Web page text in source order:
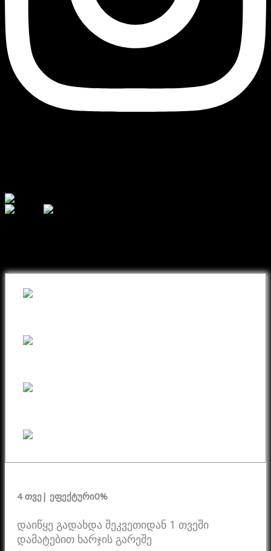
4 თვე| ეფექტური0%
დაიწყე გადახდა შეკვეთიდან 1 თვეში
დამატებით ხარჯის გარეშე